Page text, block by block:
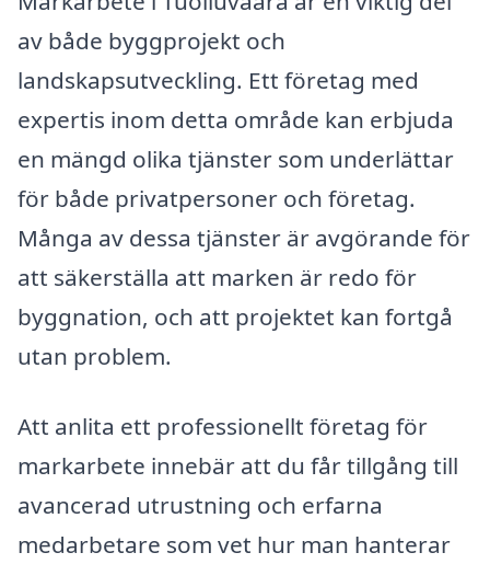
av både byggprojekt och
landskapsutveckling. Ett företag med
expertis inom detta område kan erbjuda
en mängd olika tjänster som underlättar
för både privatpersoner och företag.
Många av dessa tjänster är avgörande för
att säkerställa att marken är redo för
byggnation, och att projektet kan fortgå
utan problem.
Att anlita ett professionellt företag för
markarbete innebär att du får tillgång till
avancerad utrustning och erfarna
medarbetare som vet hur man hanterar